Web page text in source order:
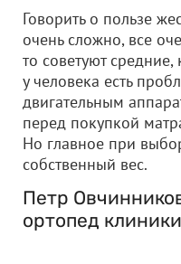
Говорить о пользе
очень сложно, все
то советуют
у человека есть
двигательным
перед покупкой
Но главное при
собственный вес.
Петр
ортопед